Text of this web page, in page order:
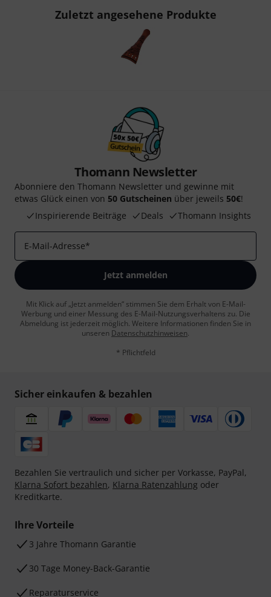
Zuletzt angesehene Produkte
Thomann Newsletter
Abonniere den Thomann Newsletter und gewinne mit
etwas Glück einen von 50 Gutscheinen über jeweils 50€!
Inspirierende Beiträge
Deals Thomann Insights
E-Mail-Adresse*
Jetzt anmelden
Mit Klick auf „Jetzt anmelden“ stimmen Sie dem Erhalt von E-Mail-
Werbung und einer Messung des E-Mail-Nutzungsverhaltens zu. Die
Abmeldung ist jederzeit möglich. Weitere Informationen finden Sie in
unseren Datenschutzhinweisen.
* Pflichtfeld
Sicher einkaufen & bezahlen
Bezahlen Sie vertraulich und sicher per Vorkasse, PayPal,
Klarna Sofort bezahlen, Klarna Ratenzahlung oder
Kreditkarte.
Ihre Vorteile
3 Jahre Thomann Garantie
30 Tage Money-Back-Garantie
Reparaturservice